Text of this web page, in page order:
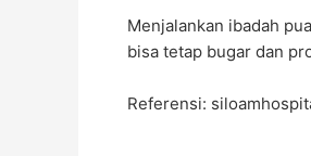
Menjalankan ibadah
bisa tetap bugar dan
Referensi: